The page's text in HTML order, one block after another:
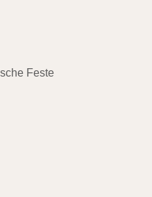
Feste